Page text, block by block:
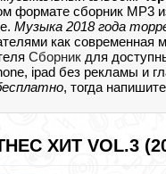
формате сборник MP3
Музыка 2018 года
как современная
Сборник для
ipad без рекламы и
, тогда
ХИТ VOL.3